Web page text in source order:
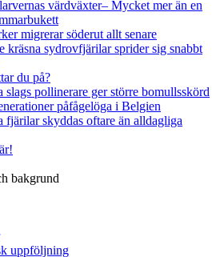
värdväxter– Mycket mer än en
migrerar söderut allt senare
kräsna sydrovfjärilar sprider sig snabbt
du på?
slags pollinerare ger större bomullsskörd
påfågelöga i Belgien
fjärilar skyddas oftare än alldagliga
bakgrund
uppföljning